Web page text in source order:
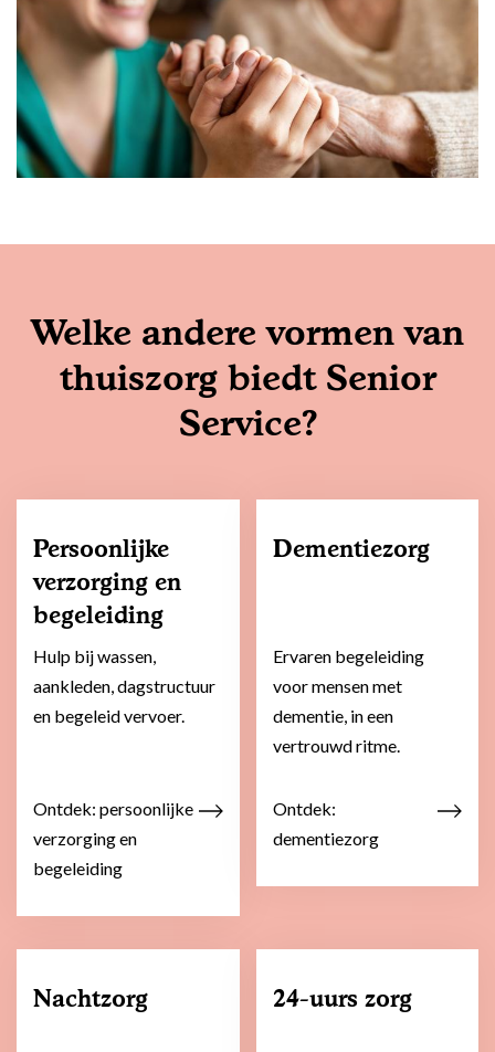
Welke andere vormen van
thuiszorg biedt Senior
Service?
Persoonlijke
verzorging en
begeleiding
Hulp bij wassen,
aankleden, dagstructuur
en begeleid vervoer.
Ontdek: persoonlijke
verzorging en
begeleiding
Dementiezorg
Ervaren begeleiding
voor mensen met
dementie, in een
vertrouwd ritme.
Ontdek:
dementiezorg
Nachtzorg 24-uurs zorg